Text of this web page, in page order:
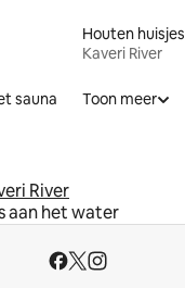
Houten huisjes
Kaveri River
sauna
Toon meer
River
aan het water